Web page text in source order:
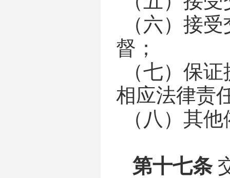
（六）接
督；
（七）保
相应法律责
（八）其
第十七条